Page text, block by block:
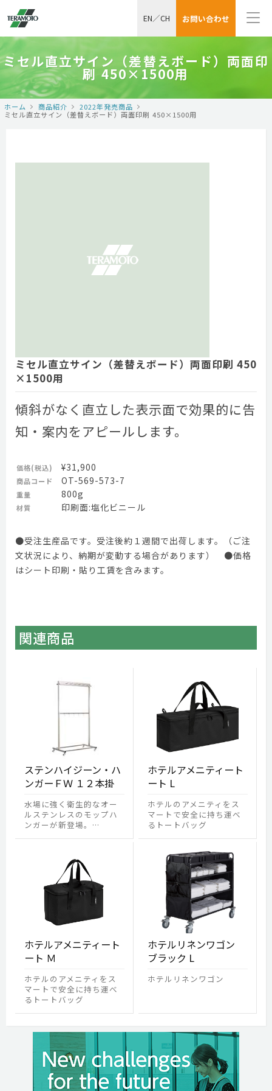
お問い合わせ
EN／CH
ミセル直立サイン（差替えボード）両面印
刷 450×1500用
ホーム 商品紹介
2022年発売商品
ミセル直立サイン（差替えボード）両面印刷 450×1500用
ミセル直立サイン（差替えボード）両面印刷 450
×1500用
傾斜がなく直立した表示面で効果的に告
知・案内をアピールします。
価格(税込) ¥31,900
商品コード OT-569-573-7
重量 800g
材質 印刷面:塩化ビニール
●受注生産品です。受注後約１週間で出荷します。（ご注
文状況により、納期が変動する場合があります） ●価格
はシート印刷・貼り工賃を含みます。
関連商品
ステンハイジーン・ハ
ンガーＦＷ １２本掛
水場に強く衛生的なオー
ルステンレスのモップハ
ンガーが新登場。…
ホテルアメニティート
ート L
ホテルのアメニティをス
マートで安全に持ち運べ
るトートバッグ
ホテルアメニティート
ート Ｍ
ホテルのアメニティをス
マートで安全に持ち運べ
るトートバッグ
ホテルリネンワゴン
ブラック L
ホテルリネンワゴン